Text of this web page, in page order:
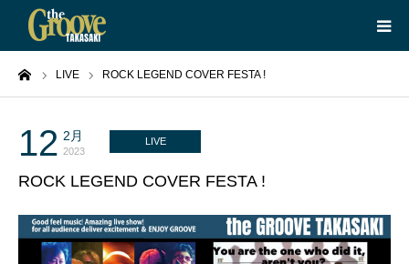
LIVE ROCK LEGEND COVER FESTA !
12 2月
2023
LIVE
ROCK LEGEND COVER FESTA !
HOME
LIVE
EQUIPMENT
BOOKING